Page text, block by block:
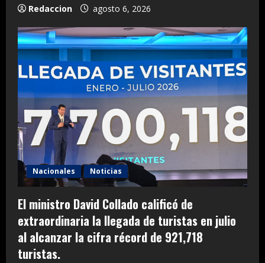
Redaccion agosto 6, 2026
Nacionales Noticias
El ministro David Collado calificó de
extraordinaria la llegada de turistas en julio
al alcanzar la cifra récord de 921,718
turistas.